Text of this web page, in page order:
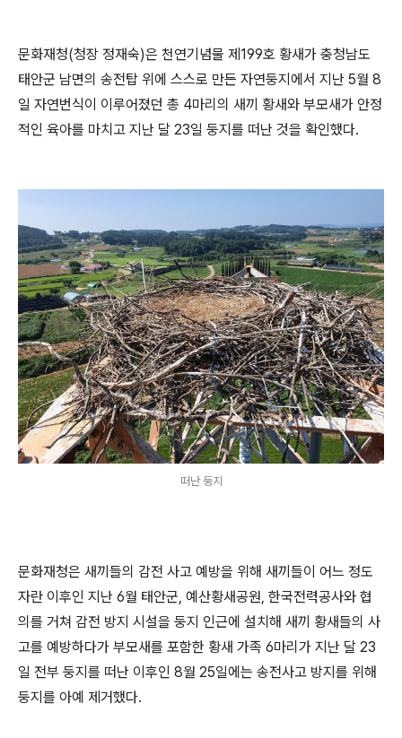
문화재청(청장 정재숙)은 천연기념물 제199호 황새가 충청남도
태안군 남면의 송전탑 위에 스스로 만든 자연둥지에서 지난 5월 8
일 자연번식이 이루어졌던 총 4마리의 새끼 황새와 부모새가 안정
적인 육아를 마치고 지난 달 23일 둥지를 떠난 것을 확인했다.
떠난 둥지
문화재청은 새끼들의 감전 사고 예방을 위해 새끼들이 어느 정도
자란 이후인 지난 6월 태안군, 예산황새공원, 한국전력공사와 협
의를 거쳐 감전 방지 시설을 둥지 인근에 설치해 새끼 황새들의 사
고를 예방하다가 부모새를 포함한 황새 가족 6마리가 지난 달 23
일 전부 둥지를 떠난 이후인 8월 25일에는 송전사고 방지를 위해
둥지를 아예 제거했다.